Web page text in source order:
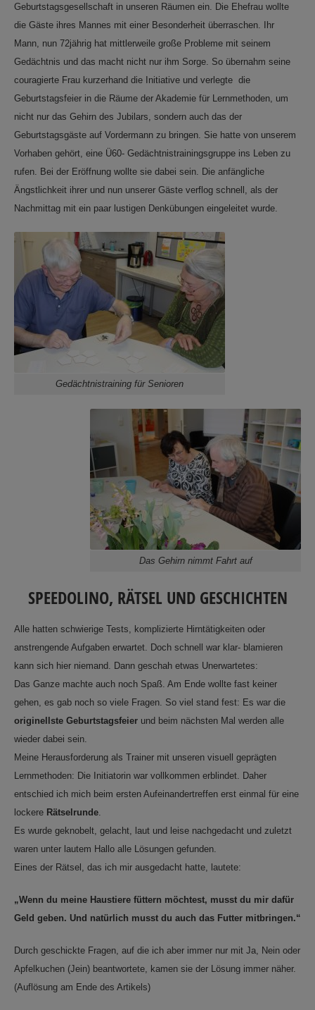
Geburtstagsgesellschaft in unseren Räumen ein. Die Ehefrau wollte
die Gäste ihres Mannes mit einer Besonderheit überraschen. Ihr
Mann, nun 72jährig hat mittlerweile große Probleme mit seinem
Gedächtnis und das macht nicht nur ihm Sorge. So übernahm seine
couragierte Frau kurzerhand die Initiative und verlegte die
Geburtstagsfeier in die Räume der Akademie für Lernmethoden, um
nicht nur das Gehirn des Jubilars, sondern auch das der
Geburtstagsgäste auf Vordermann zu bringen. Sie hatte von unserem
Vorhaben gehört, eine Ü60- Gedächtnistrainingsgruppe ins Leben zu
rufen. Bei der Eröffnung wollte sie dabei sein. Die anfängliche
Ängstlichkeit ihrer und nun unserer Gäste verflog schnell, als der
Nachmittag mit ein paar lustigen Denkübungen eingeleitet wurde.
Gedächtnistraining für Senioren
Das Gehirn nimmt Fahrt auf
SPEEDOLINO, RÄTSEL UND GESCHICHTEN
Alle hatten schwierige Tests, komplizierte Hirntätigkeiten oder
anstrengende Aufgaben erwartet. Doch schnell war klar- blamieren
kann sich hier niemand. Dann geschah etwas Unerwartetes:
Das Ganze machte auch noch Spaß. Am Ende wollte fast keiner
gehen, es gab noch so viele Fragen. So viel stand fest: Es war die
originellste Geburtstagsfeier und beim nächsten Mal werden alle
wieder dabei sein.
Meine Herausforderung als Trainer mit unseren visuell geprägten
Lernmethoden: Die Initiatorin war vollkommen erblindet. Daher
entschied ich mich beim ersten Aufeinandertreffen erst einmal für eine
lockere Rätselrunde
Es wurde geknobelt, gelacht, laut und leise nachgedacht und zuletzt
waren unter lautem Hallo alle Lösungen gefunden.
Eines der Rätsel, das ich mir ausgedacht hatte, lautete:
„Wenn du meine Haustiere füttern möchtest, musst du mir dafür
Geld geben. Und natürlich musst du auch das Futter mitbringen.“
Durch geschickte Fragen, auf die ich aber immer nur mit Ja, Nein oder
Apfelkuchen (Jein) beantwortete, kamen sie der Lösung immer näher.
(Auflösung am Ende des Artikels)